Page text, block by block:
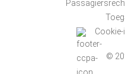
©